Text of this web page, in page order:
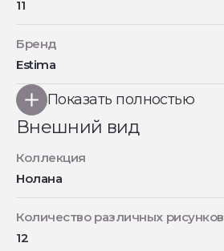
11
Бренд
Estima
Показать полностью
Внешний вид
Коллекция
Нолана
Количество различных рисунков
12